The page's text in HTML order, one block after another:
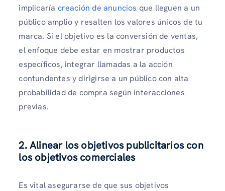
implicaría creación de anuncios que lleguen a un
público amplio y resalten los valores únicos de tu
marca. Si el objetivo es la conversión de ventas,
el enfoque debe estar en mostrar productos
específicos, integrar llamadas a la acción
contundentes y dirigirse a un público con alta
probabilidad de compra según interacciones
previas.
2. Alinear los objetivos publicitarios con
los objetivos comerciales
Es vital asegurarse de que sus objetivos